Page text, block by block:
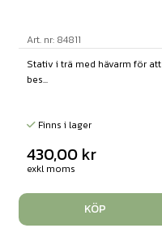
Art. nr: 84811
Stativ i trä med hävarm för att
bes...
Finns i lager
430,00 kr
exkl moms
KÖP